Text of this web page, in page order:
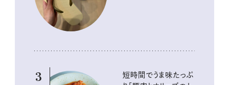
3
短時間でうま味たっぷ